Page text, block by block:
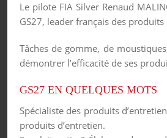
Le pilote FIA Silver Renaud
GS27, leader français des
Tâches de gomme, de
démontrer l’efficacité de ses
GS27 EN QUELQUES MOTS
Spécialiste des produits
produits d’entretien.